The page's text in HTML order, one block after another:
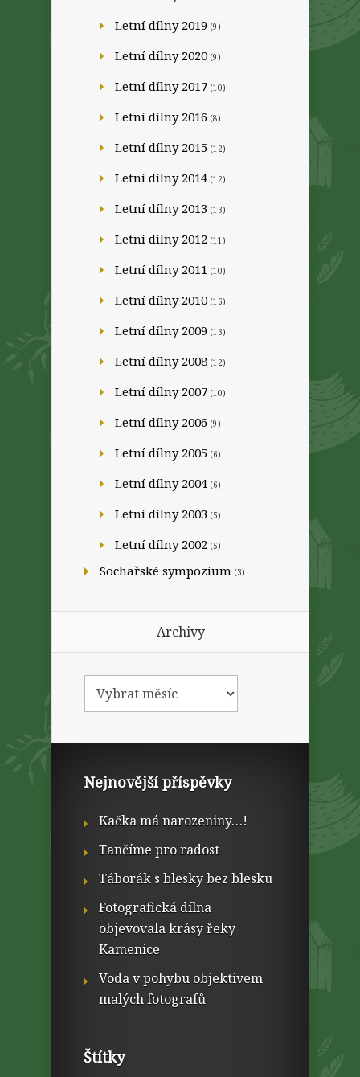
Letní dílny 2019 (9)
Letní dílny 2020 (9)
Letní dílny 2017 (10)
Letní dílny 2016 (8)
Letní dílny 2015 (12)
Letní dílny 2014 (12)
Letní dílny 2013 (13)
Letní dílny 2012 (11)
Letní dílny 2011 (10)
Letní dílny 2010 (16)
Letní dílny 2009 (13)
Letní dílny 2008 (12)
Letní dílny 2007 (10)
Letní dílny 2006 (9)
Letní dílny 2005 (6)
Letní dílny 2004 (6)
Letní dílny 2003 (5)
Letní dílny 2002 (5)
Sochařské sympozium (3)
Archivy
Nejnovější příspěvky
Kačka má narozeniny…!
Tančíme pro radost
Táborák s blesky bez blesku
Fotografická dílna
objevovala krásy řeky
Kamenice
Voda v pohybu objektivem
malých fotografů
Štítky